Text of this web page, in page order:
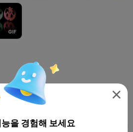
GIF
Household 
K2 Pro K2 K2 SE

을 경험해 보세요